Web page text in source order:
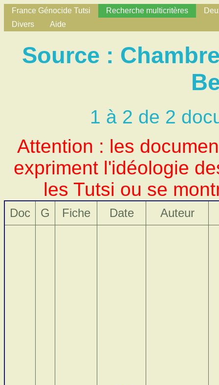
France Génocide Tutsi Recherche multicritères
Divers
Aide
Source :
1 à 2 de 2
Attention : les
expriment l'idéologie
les Tutsi ou se
Doc G Fiche Date Auteur